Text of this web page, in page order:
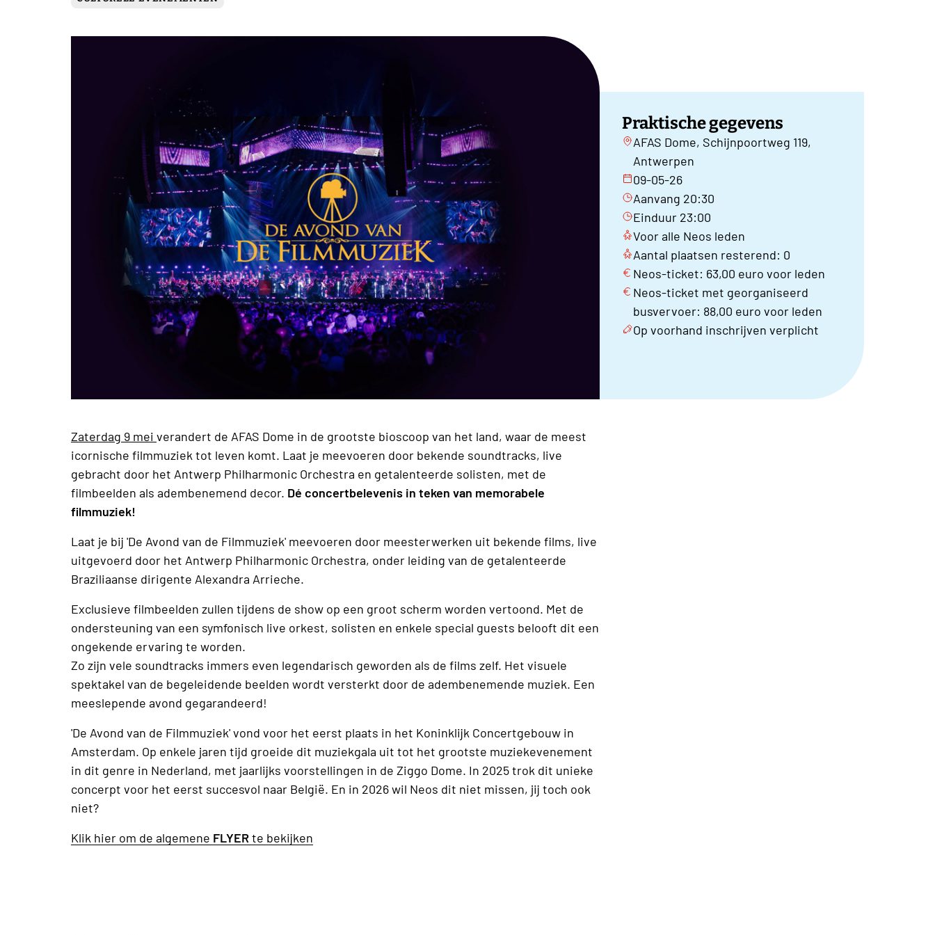
Praktische gegevens
AFAS Dome, Schijnpoortweg 119,
Antwerpen
09-05-26
Aanvang 20:30
Einduur 23:00
Voor alle Neos leden
Aantal plaatsen resterend: 0
Neos-ticket: 63,00 euro voor leden
Neos-ticket met georganiseerd
busvervoer: 88,00 euro voor leden
Op voorhand inschrijven verplicht
Zaterdag 9 mei verandert de AFAS Dome in de grootste bioscoop van het land, waar de meest
icornische filmmuziek tot leven komt. Laat je meevoeren door bekende soundtracks, live
gebracht door het Antwerp Philharmonic Orchestra en getalenteerde solisten, met de
filmbeelden als adembenemend decor. Dé concertbelevenis in teken van memorabele
filmmuziek!
Laat je bij 'De Avond van de Filmmuziek' meevoeren door meesterwerken uit bekende films, live
uitgevoerd door het Antwerp Philharmonic Orchestra, onder leiding van de getalenteerde
Braziliaanse dirigente Alexandra Arrieche.
Exclusieve filmbeelden zullen tijdens de show op een groot scherm worden vertoond. Met de
ondersteuning van een symfonisch live orkest, solisten en enkele special guests belooft dit een
ongekende ervaring te worden.
Zo zijn vele soundtracks immers even legendarisch geworden als de films zelf. Het visuele
spektakel van de begeleidende beelden wordt versterkt door de adembenemende muziek. Een
meeslepende avond gegarandeerd!
'De Avond van de Filmmuziek' vond voor het eerst plaats in het Koninklijk Concertgebouw in
Amsterdam. Op enkele jaren tijd groeide dit muziekgala uit tot het grootste muziekevenement
in dit genre in Nederland, met jaarlijks voorstellingen in de Ziggo Dome. In 2025 trok dit unieke
concerpt voor het eerst succesvol naar België. En in 2026 wil Neos dit niet missen, jij toch ook
niet?
Klik hier om de algemene FLYERte bekijken